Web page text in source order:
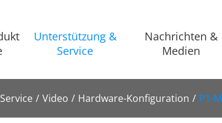
Unterstützung &
Service
Nachrichten &
Medien
Video Hardware-Konfiguration P1-